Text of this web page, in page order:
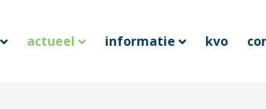
actueel informatie kvo